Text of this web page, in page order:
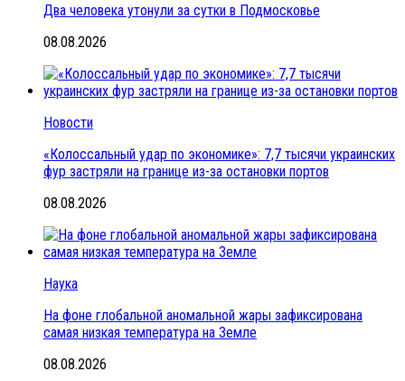
Два человека утонули за сутки в Подмосковье
08.08.2026
Новости
«Колоссальный удар по экономике»: 7,7 тысячи украинских
фур застряли на границе из-за остановки портов
08.08.2026
Наука
На фоне глобальной аномальной жары зафиксирована
самая низкая температура на Земле
08.08.2026